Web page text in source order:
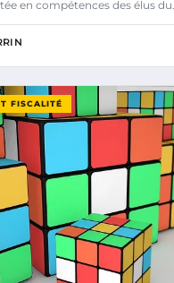
en compétences des élus du…
FISCALITÉ